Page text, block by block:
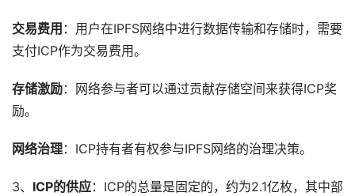
交易费用 ：用户在IPFS网络中进行数据传输和存储时，需要
支付ICP作为交易费用。
存储激励：网络参与者可以通过贡献存储空间来获得ICP奖
励。
网络治理：ICP持有者有权参与IPFS网络的治理决策。
3、 ICP的供应：ICP的总量是固定的，约为2.1亿枚，其中部